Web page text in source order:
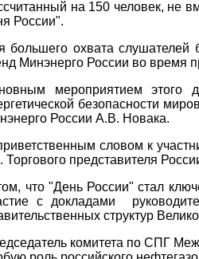
на 150 человек, не
России".
большего охвата слушателей
Минэнерго России во время
мероприятием этого
безопасности
России А.В. Новака.
словом к
Торгового представителя
что "День России" стал
с докладами
структур
комитета по СПГ